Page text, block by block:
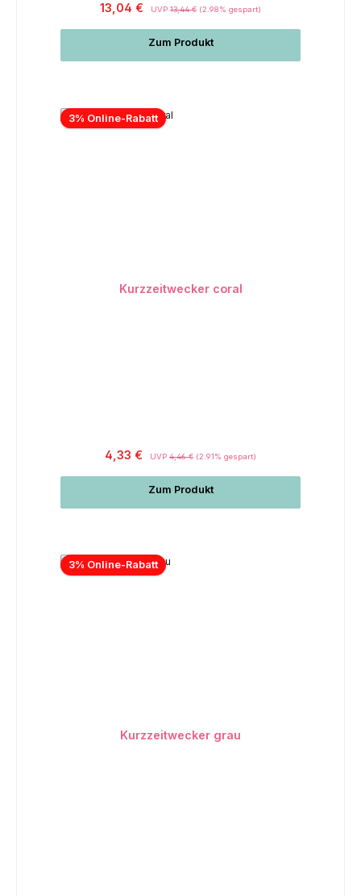
13,04 € UVP 13,44 € (2.98% gespart)
Zum Produkt
3% Online-Rabatt
Kurzzeitwecker coral
4,33 € UVP 4,46 € (2.91% gespart)
Zum Produkt
3% Online-Rabatt
Kurzzeitwecker grau